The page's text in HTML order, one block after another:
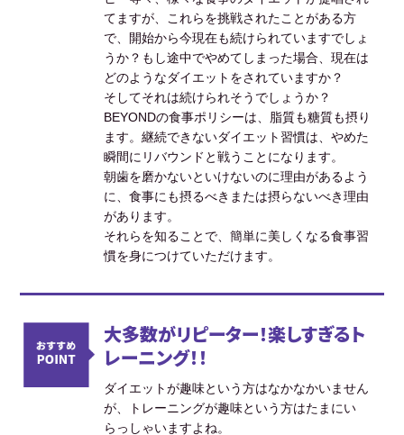
てますが、これらを挑戦されたことがある方
で、開始から今現在も続けられていますでしょ
うか？もし途中でやめてしまった場合、現在は
どのようなダイエットをされていますか？
そしてそれは続けられそうでしょうか？
BEYONDの食事ポリシーは、脂質も糖質も摂り
ます。継続できないダイエット習慣は、やめた
瞬間にリバウンドと戦うことになります。
朝歯を磨かないといけないのに理由があるよう
に、食事にも摂るべきまたは摂らないべき理由
があります。
それらを知ることで、簡単に美しくなる食事習
慣を身につけていただけます。
大多数がリピーター！楽しすぎるト
レーニング！！
ダイエットが趣味という方はなかなかいません
が、トレーニングが趣味という方はたまにい
らっしゃいますよね。